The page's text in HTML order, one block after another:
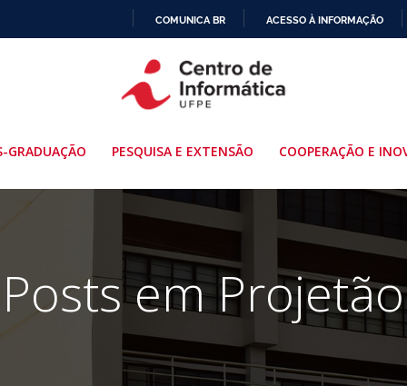
PARA
O
COMUNICA BR ACESSO À INFORMAÇÃO
GRADUAÇÃO PESQUISA E EXTENSÃO COOPERAÇÃO E
Posts em Projetão